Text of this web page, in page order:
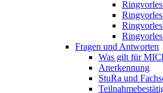
Fragen und Antworten
Was gilt für
Anerkennung
StuRa und